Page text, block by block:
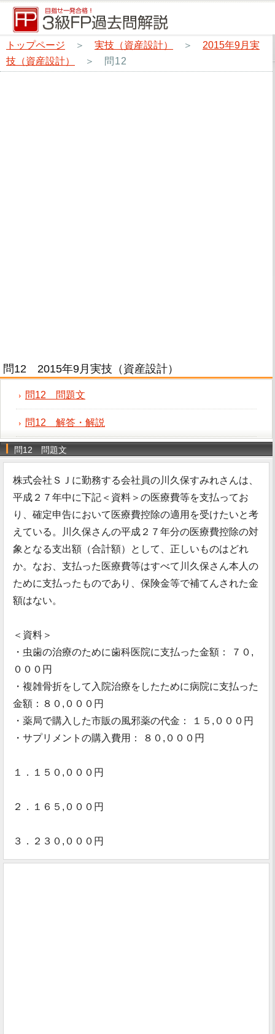
トップページ ＞ 実技（資産設計） ＞ 2015年9月実
技（資産設計）
＞ 問12
問12 2015年9月実技（資産設計）
問12 問題文
問12 解答・解説
問12 問題文
株式会社ＳＪに勤務する会社員の川久保すみれさんは、
平成２７年中に下記＜資料＞の医療費等を支払ってお
り、確定申告において医療費控除の適用を受けたいと考
えている。川久保さんの平成２７年分の医療費控除の対
象となる支出額（合計額）として、正しいものはどれ
か。なお、支払った医療費等はすべて川久保さん本人の
ために支払ったものであり、保険金等で補てんされた金
額はない。
＜資料＞
・虫歯の治療のために歯科医院に支払った金額： ７０,
０００円
・複雑骨折をして入院治療をしたために病院に支払った
金額：８０,０００円
・薬局で購入した市販の風邪薬の代金： １５,０００円
・サプリメントの購入費用： ８０,０００円
１．１５０,０００円
２．１６５,０００円
３．２３０,０００円